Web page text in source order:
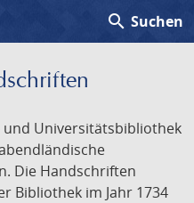
search Suchen
und Universitätsbibliothek
Die Handschriften
Bibliothek im Jahr 1734